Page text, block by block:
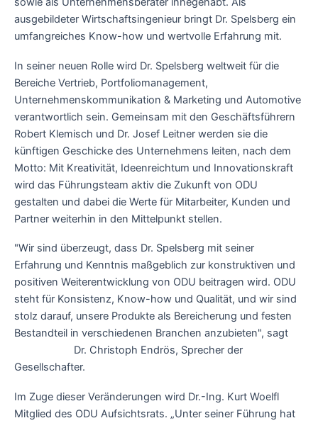
ausgebildeter Wirtschaftsingenieur bringt Dr. Spelsberg ein
umfangreiches Know-how und wertvolle Erfahrung mit.
In seiner neuen Rolle wird Dr. Spelsberg weltweit für die
Bereiche Vertrieb, Portfoliomanagement,
Unternehmenskommunikation & Marketing und Automotive
verantwortlich sein. Gemeinsam mit den Geschäftsführern
Robert Klemisch und Dr. Josef Leitner werden sie die
künftigen Geschicke des Unternehmens leiten, nach dem
Motto: Mit Kreativität, Ideenreichtum und Innovationskraft
wird das Führungsteam aktiv die Zukunft von ODU
gestalten und dabei die Werte für Mitarbeiter, Kunden und
Partner weiterhin in den Mittelpunkt stellen.
"Wir sind überzeugt, dass Dr. Spelsberg mit seiner
Erfahrung und Kenntnis maßgeblich zur konstruktiven und
positiven Weiterentwicklung von ODU beitragen wird. ODU
steht für Konsistenz, Know-how und Qualität, und wir sind
stolz darauf, unsere Produkte als Bereicherung und festen
Bestandteil in verschiedenen Branchen anzubieten", sagt
Dr. Christoph Endrös, Sprecher der
Gesellschafter.
Im Zuge dieser Veränderungen wird Dr.-Ing. Kurt Woelfl
Mitglied des ODU Aufsichtsrats. „Unter seiner Führung hat